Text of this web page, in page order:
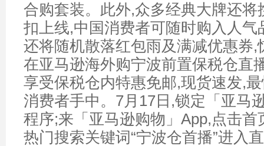
合购套装。此外,众多经典大牌还将
扣上线,中国消费者可随时购入人气
还将随机散落红包雨及满减优惠券,
在亚马逊海外购宁波前置保税仓直
享受保税仓内特惠免邮,现货速发,
消费者手中。7月17日,锁定「亚马
程序;来「亚马逊购物」App,点击首
热门搜索关键词“宁波仓首播”进入